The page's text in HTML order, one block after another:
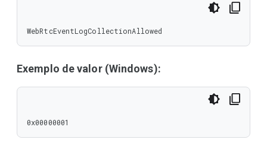
WebRtcEventLogCollectionAllowed
Exemplo de valor (Windows):
0x00000001